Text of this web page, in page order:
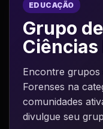
EDUCAÇÃO
Grupo
Ciências
Encontre grupos
Forenses na
comunidades
divulgue seu